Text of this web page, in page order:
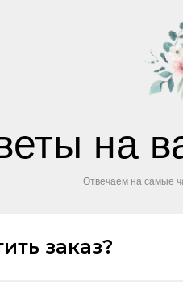
на
Отвечаем на самые
заказ?